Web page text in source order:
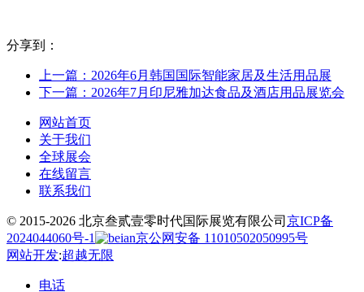
分享到：
上一篇：2026年6月韩国国际智能家居及生活用品展
下一篇：2026年7月印尼雅加达食品及酒店用品展览会
网站首页
关于我们
全球展会
在线留言
联系我们
© 2015-2026 北京叁贰壹零时代国际展览有限公司 京ICP备
2024044060号-1
京公网安备 11010502050995号
网站开发:超越无限
电话